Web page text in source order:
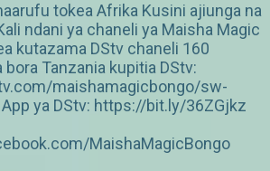
tokea Afrika Kusini ajiunga na
ndani ya chaneli ya Maisha Magic
kutazama DStv chaneli 160
Tanzania kupitia DStv:
maishamagicbongo/sw-
ya DStv: https://bit.ly/36ZGjkz
MaishaMagicBongo